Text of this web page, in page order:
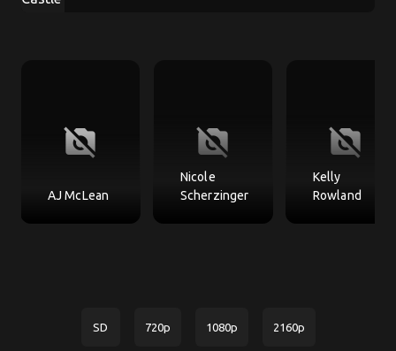
no_photography
AJ McLean
no_photography
Nicole
Scherzinger
no_photography
Kelly
Rowland
SD 720p 1080p 2160p